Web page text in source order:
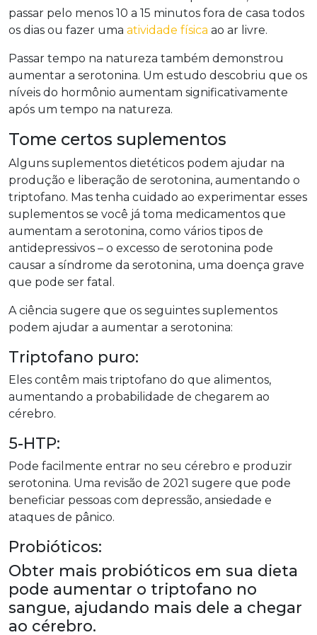
passar pelo menos 10 a 15 minutos fora de casa todos
os dias ou fazer uma atividade física ao ar livre.
Passar tempo na natureza também demonstrou
aumentar a serotonina. Um estudo descobriu que os
níveis do hormônio aumentam significativamente
após um tempo na natureza.
Tome certos suplementos
Alguns suplementos dietéticos podem ajudar na
produção e liberação de serotonina, aumentando o
triptofano. Mas tenha cuidado ao experimentar esses
suplementos se você já toma medicamentos que
aumentam a serotonina, como vários tipos de
antidepressivos – o excesso de serotonina pode
causar a síndrome da serotonina, uma doença grave
que pode ser fatal.
A ciência sugere que os seguintes suplementos
podem ajudar a aumentar a serotonina:
Triptofano puro:
Eles contêm mais triptofano do que alimentos,
aumentando a probabilidade de chegarem ao
cérebro.
5-HTP:
Pode facilmente entrar no seu cérebro e produzir
serotonina. Uma revisão de 2021 sugere que pode
beneficiar pessoas com depressão, ansiedade e
ataques de pânico.
Probióticos:
Obter mais probióticos em sua dieta
pode aumentar o triptofano no
sangue, ajudando mais dele a chegar
ao cérebro.